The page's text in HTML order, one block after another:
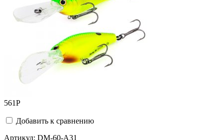
561Р
Добавить к сравнению
Артикул: DM-60-A31